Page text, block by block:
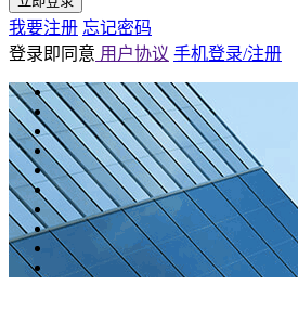
我要注册 忘记密码
登录即同意 用户协议 手机登录/注册